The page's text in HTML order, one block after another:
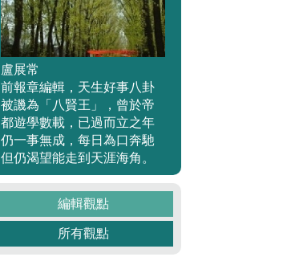
盧展常
前報章編輯，天生好事八卦
被譏為「八賢王」，曾於帝
都遊學數載，已過而立之年
仍一事無成，每日為口奔馳
但仍渴望能走到天涯海角。
編輯觀點
所有觀點